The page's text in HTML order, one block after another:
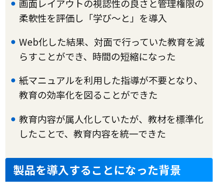
画面レイアウトの視認性の良さと管理権限の
柔軟性を評価し「学び～と」を導入
Web化した結果、対面で行っていた教育を減
らすことができ、時間の短縮になった
紙マニュアルを利用した指導が不要となり、
教育の効率化を図ることができた
教育内容が属人化していたが、教材を標準化
したことで、教育内容を統一できた
製品を導入することになった背景